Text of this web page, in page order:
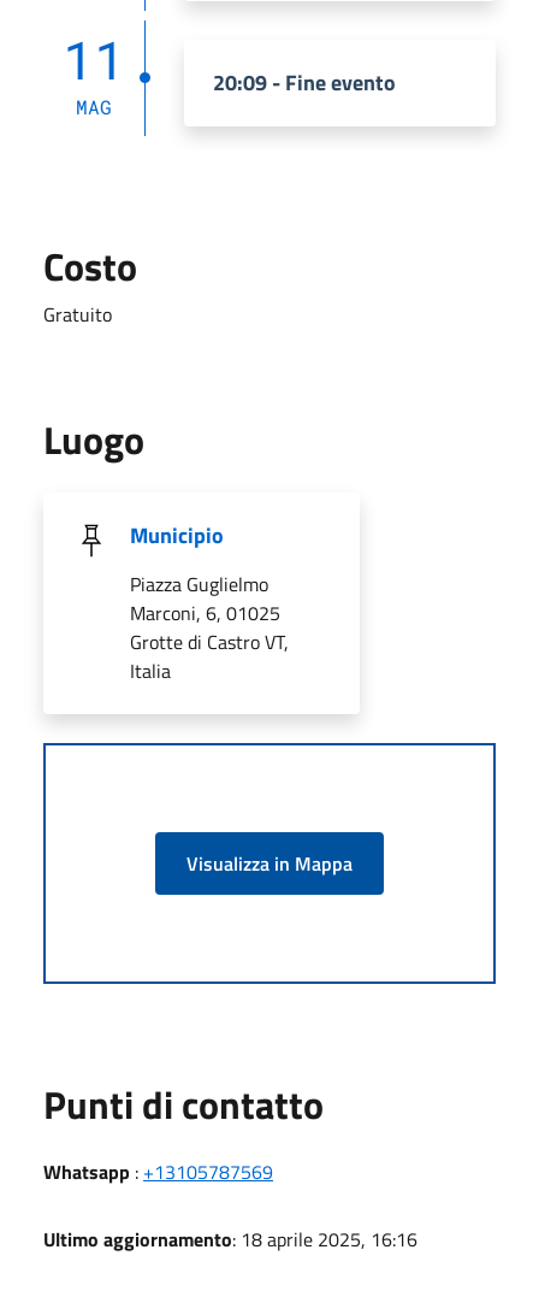
11
MAG
20:09 - Fine evento
Costo
Gratuito
Luogo
Municipio
Piazza Guglielmo
Marconi, 6, 01025
Grotte di Castro VT,
Italia
Visualizza in Mappa
Punti di contatto
Whatsapp : +13105787569
Ultimo aggiornamento: 18 aprile 2025, 16:16